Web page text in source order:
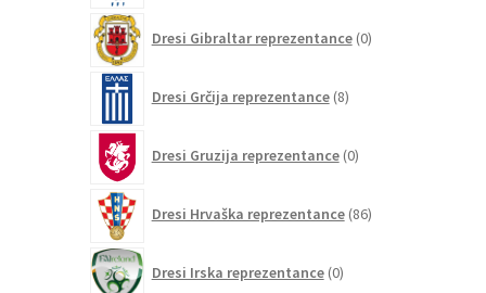
Dresi Gibraltar reprezentance 0izdelkov
Dresi Grčija reprezentance 8izdelkov
Dresi Gruzija reprezentance 0izdelkov
Dresi Hrvaška reprezentance 86izdelkov
Dresi Irska reprezentance 0izdelkov